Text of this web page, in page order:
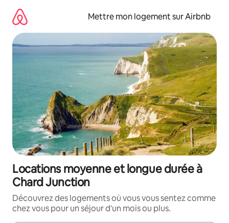
directement
contenu
Mettre mon logement sur Airbnb
Locations moyenne et longue durée à
Chard Junction
Découvrez des logements où vous vous sentez comme
chez vous pour un séjour d'un mois ou plus.